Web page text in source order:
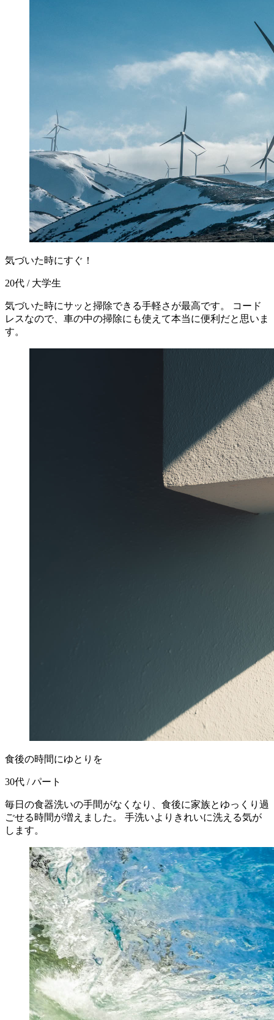
気づいた時にすぐ！
20代 / 大学生
気づいた時にサッと掃除できる手軽さが最高です。 コード
レスなので、車の中の掃除にも使えて本当に便利だと思いま
す。
食後の時間にゆとりを
30代 / パート
毎日の食器洗いの手間がなくなり、食後に家族とゆっくり過
ごせる時間が増えました。 手洗いよりきれいに洗える気が
します。